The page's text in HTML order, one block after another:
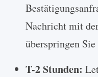
Nachricht mit
überspringen
T-2 Stunden: